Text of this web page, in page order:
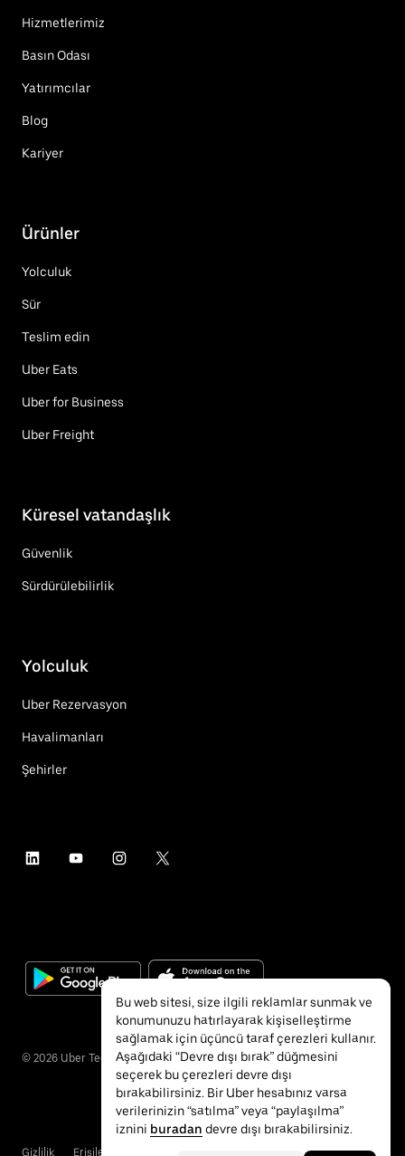
Hizmetlerimiz
Basın Odası
Yatırımcılar
Blog
Kariyer
Ürünler
Yolculuk
Sür
Teslim edin
Uber Eats
Uber for Business
Uber Freight
Küresel vatandaşlık
Güvenlik
Sürdürülebilirlik
Yolculuk
Uber Rezervasyon
Havalimanları
Şehirler
© 2026 Uber Technologies Inc.
Gizlilik Erişilebilirlik
Bu web sitesi, size ilgili reklamlar sunmak ve
konumunuzu hatırlayarak kişiselleştirme
sağlamak için üçüncü taraf çerezleri kullanır.
Aşağıdaki “Devre dışı bırak” düğmesini
seçerek bu çerezleri devre dışı
bırakabilirsiniz. Bir Uber hesabınız varsa
verilerinizin “satılma” veya “paylaşılma”
iznini buradan devre dışı bırakabilirsiniz.